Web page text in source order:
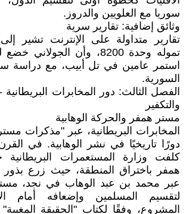
سوريا مع العلويين والدروز.
وثائق إضافية: تقارير سرية
تقارير متداولة على الإنترنت تشير
تموله وحدة 8200، وأن
استمر عامين في تل أبيب، مع دراسة
السورية.
الفصل الثالث: دور المخابرات البريطانية
والتكفير
مستر همفر والحركة الوهابية
المخابرات البريطانية، عبر "مذكرات
دورًا تاريخيًا في نشر الوهابية. في
كلفت وزارة المستعمرات
همفر باختراق المنطقة، حيث زرع بذور
عبر محمد بن عبد الوهاب في نجد،
لتقسيم المسلمين وإضعافه أمام
المشروع، وفقًا لكتاب "الحقيقة